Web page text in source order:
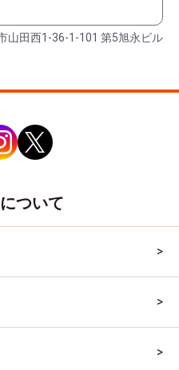
山田西1-36-1-101 第5旭永ビル
ついて